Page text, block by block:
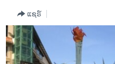
ອິດສະຫຼະພາບດ້ານການຂ່າວ
ຊີວິດຊາວລາວ
ແຊຣ໌